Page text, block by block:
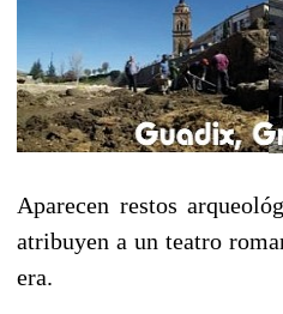
Aparecen restos
atribuyen a un teatro
era.